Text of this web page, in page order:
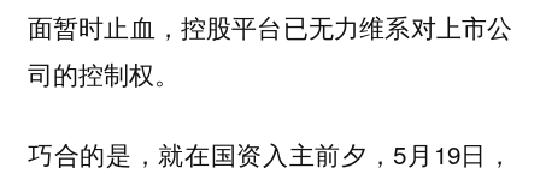
面暂时止血，控股平台已无力维系对上市公
司的控制权。
巧合的是，就在国资入主前夕，5月19日，